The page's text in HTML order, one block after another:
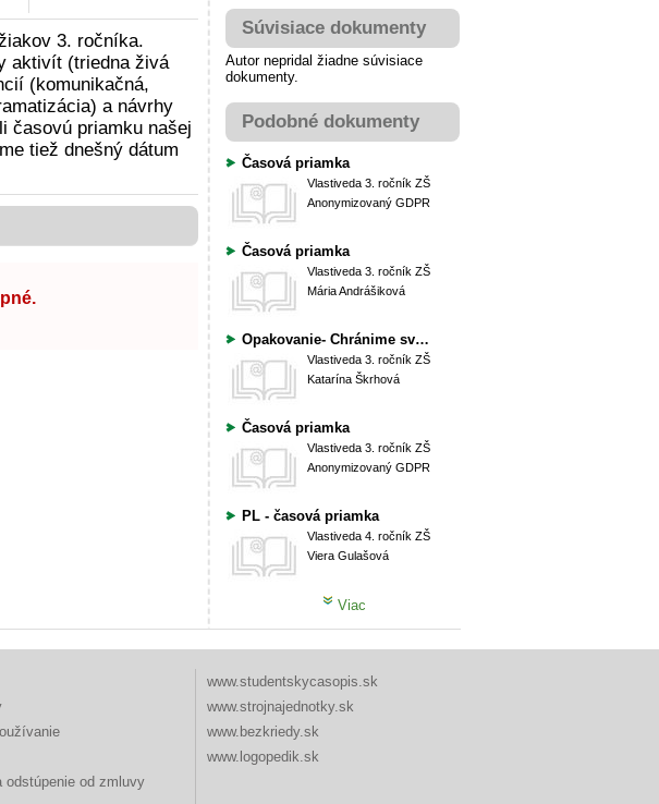
3. ročníka.
aktivít (triedna živá
(komunikačná,
a návrhy
časovú priamku našej
tiež dnešný dátum
Súvisiace dokumenty
Autor nepridal žiadne súvisiace
dokumenty.
Podobné dokumenty
Časová priamka
Vlastiveda 3. ročník ZŠ
Anonymizovaný GDPR
Časová priamka
Vlastiveda 3. ročník ZŠ
Mária Andrášiková
Opakovanie- Chránime svoju obec..., Historické pamiatky a významné udalosti v obci, Povesti, básne a piesne..., Časová priamka
Vlastiveda 3. ročník ZŠ
Katarína Škrhová
Časová priamka
Vlastiveda 3. ročník ZŠ
Anonymizovaný GDPR
PL - časová priamka
Vlastiveda 4. ročník ZŠ
Viera Gulašová
Viac
odstúpenie od zmluvy
www.studentskycasopis.sk
www.strojnajednotky.sk
www.bezkriedy.sk
www.logopedik.sk